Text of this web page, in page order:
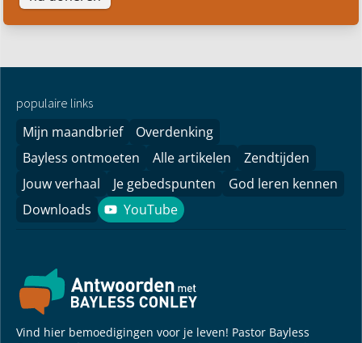
populaire links
Mijn maandbrief
Overdenking
Bayless ontmoeten
Alle artikelen
Zendtijden
Jouw verhaal
Je gebedspunten
God leren kennen
Downloads
YouTube
YouTube
Vind hier bemoedigingen voor je leven! Pastor Bayless